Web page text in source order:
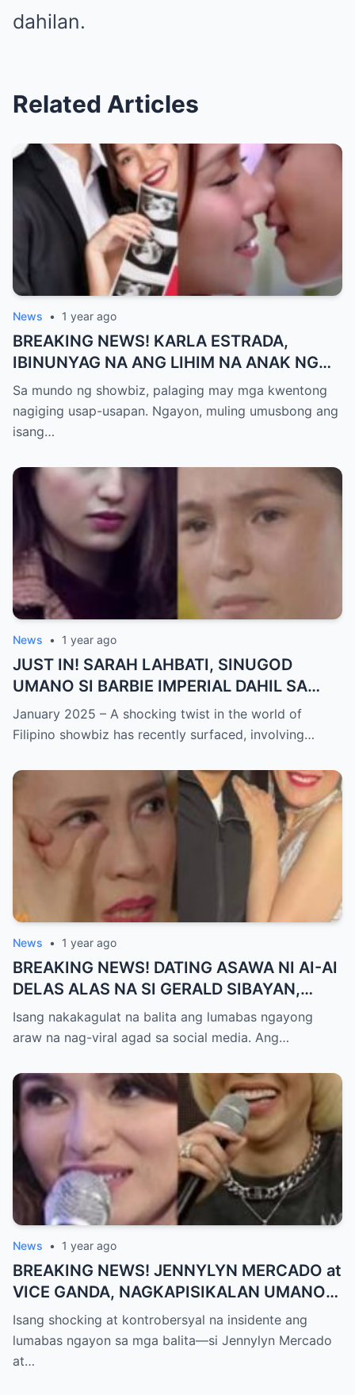
dahilan.
Related Articles
News • 1 year ago
BREAKING NEWS! KARLA ESTRADA,
IBINUNYAG NA ANG LIHIM NA ANAK NG
KATHNIEL! Matagal na Itinatagong
Katotohanan, Inilabas na sa Publiko — Fans
NAGULANTANG sa Rebelasyong Yumanig
Sa mundo ng showbiz, palaging may mga kwentong
nagiging usap-usapan. Ngayon, muling umusbong ang
isang…
News • 1 year ago
JUST IN! SARAH LAHBATI, SINUGOD
UMANO SI BARBIE IMPERIAL DAHIL SA
ISYU NG PANG-AAGAW KAY RICHARD
GUTIERREZ! Matinding Komprontasyon,
SHOCKED sa Lihim na Girian!
January 2025 – A shocking twist in the world of
Filipino showbiz has recently surfaced, involving…
News • 1 year ago
BREAKING NEWS! DATING ASAWA NI AI-AI
DELAS ALAS NA SI GERALD SIBAYAN,
TIMBOG SA MILYON-MILYONG PERANG
NILIMAS UMANO! Showbiz World
MAKAPANIWALA SA MATINDING
PAGTATAKSIL!
Isang nakakagulat na balita ang lumabas ngayong
araw na nag-viral agad sa social media. Ang…
News • 1 year ago
BREAKING NEWS! JENNYLYN MERCADO at
VICE GANDA, NAGKAPISIKALAN UMANO
SA LIKOD NG CAMERA — Buong
PANGYAYARI, NAHULI SA VIDEO! Showbiz
World NAGULANTANG sa Biglaang
Isang shocking at kontrobersyal na insidente ang
lumabas ngayon sa mga balita—si Jennylyn Mercado
at…